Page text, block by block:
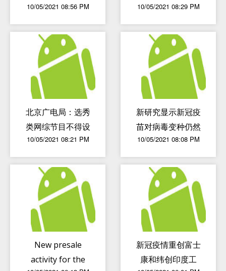
作 首届青少周启
动
10/05/2021 08:56 PM
消息不属实
10/05/2021 08:29 PM
北京广电局：选秀
类网综节目不得设
置“花钱买投票”环
节
10/05/2021 08:21 PM
新研究显示新冠疫
苗对病毒变种仍然
有效
10/05/2021 08:08 PM
New presale
activity for the
新冠疫情重创富士
康和纬创印度工